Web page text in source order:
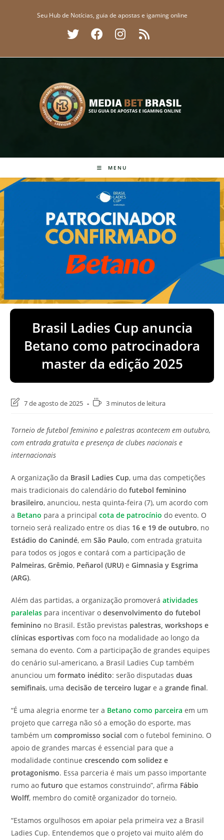
Seu Hub de Notícias, guia de apostas e igaming online
MENU
Brasil Ladies Cup anuncia
Betano como patrocinadora
master da edição 2025
Última
post:
7 de agosto de 2025
Tempo3 minutos de leitura
Torneio de futebol feminino e palestras acontecem em outubro,
com entrada gratuita e presença de clubes nacionais e
internacionais
A organização da Brasil Ladies Cup, uma das competições
mais tradicionais do calendário dofutebol feminino
brasileiro, anunciou, nesta quinta-feira (7), um acordo com
a Betano para a principalcota de patrocínio do evento. O
torneio será realizado entre os dias 16 e 19 de outubro, no
Estádio do Canindé, emSão Paulo, com entrada gratuita
para todos os jogos e contará com a participação de
Palmeiras,Grêmio, Peñarol (URU) eGimnasia y Esgrima
(ARG).
Além das partidas, a organização promoveráatividades
paralelas para incentivar odesenvolvimento do futebol
feminino no Brasil. Estão previstas palestras, workshops e
clínicas esportivas com foco na modalidade ao longo da
semana do evento. Com a participação de grandes equipes
do cenário sul-americano, a Brasil Ladies Cup também
anunciou umformato inédito: serão disputadasduas
semifinais, umadecisão de terceiro lugar e agrande final.
“É uma alegria enorme ter a Betano como parceira em um
projeto que carrega não só a emoção do esporte, mas
também umcompromisso social com o futebol feminino. O
apoio de grandes marcas é essencial para que a
modalidade continuecrescendo com solidez e
protagonismo. Essa parceria é mais um passo importante
rumo aofuturo que estamos construindo”, afirma Fábio
Wolff, membro do comitê organizador do torneio.
“Estamos orgulhosos em apoiar pela primeira vez a Brasil
Ladies Cup. Entendemos que o projeto vai muito além do